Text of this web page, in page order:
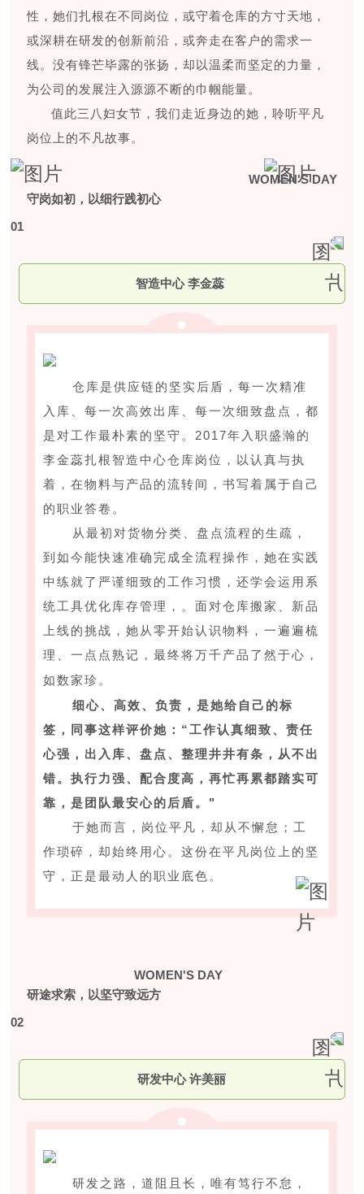
性，她们扎根在不同岗位，或守着仓库的方寸天地，
或深耕在研发的创新前沿，或奔走在客户的需求一
线。没有锋芒毕露的张扬，却以温柔而坚定的力量，
为公司的发展注入源源不断的巾帼能量。
值此三八妇女节，我们走近身边的她，聆听平凡
岗位上的不凡故事。
WOMEN'S DAY
守岗如初，以细行践初心
01
智造中心 李金蕊
仓库是供应链的坚实后盾，每一次精准
入库、每一次高效出库、每一次细致盘点，都
是对工作最朴素的坚守。2017年入职盛瀚的
李金蕊扎根智造中心仓库岗位，以认真与执
着，在物料与产品的流转间，书写着属于自己
的职业答卷。
从最初对货物分类、盘点流程的生疏，
到如今能快速准确完成全流程操作，她在实践
中练就了严谨细致的工作习惯，还学会运用系
统工具优化库存管理，。面对仓库搬家、新品
上线的挑战，她从零开始认识物料，一遍遍梳
理、一点点熟记，最终将万千产品了然于心，
如数家珍。
细心、高效、负责，是她给自己的标
签，同事这样评价她：“工作认真细致、责任
心强，出入库、盘点、整理井井有条，从不出
错。执行力强、配合度高，再忙再累都踏实可
靠，是团队最安心的后盾。"
于她而言，岗位平凡，却从不懈怠；工
作琐碎，却始终用心。这份在平凡岗位上的坚
守，正是最动人的职业底色。
WOMEN'S DAY
研途求索，以坚守致远方
02
研发中心 许美丽
研发之路，道阻且长，唯有笃行不怠，